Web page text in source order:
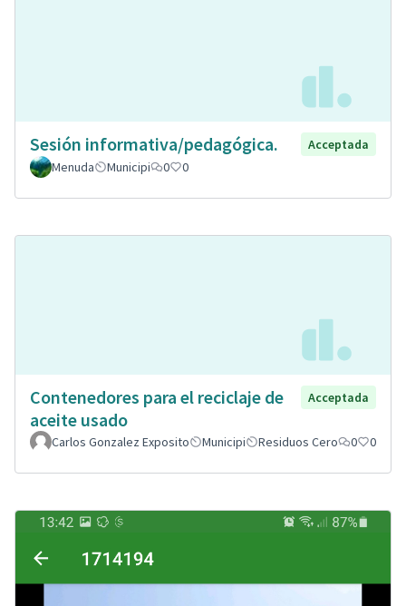
Sesión informativa/pedagógica.
Acceptada
Menuda
Municipi 0 0
Contenedores para el reciclaje de
aceite usado
Acceptada
Carlos Gonzalez Exposito Municipi Residuos Cero 0 0